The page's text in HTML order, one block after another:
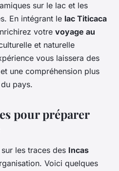
sur le lac et les
En intégrant le lac Titicaca
votre voyage au
et naturelle
vous laissera des
une compréhension plus
pays.
pour préparer
les traces des Incas
Voici quelques